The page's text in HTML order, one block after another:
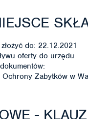
do: 22.12.2021
oferty do urzędu
Zabytków w
-